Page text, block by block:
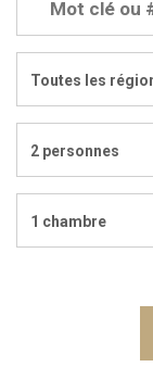
Toutes les
2 personnes
1 chambre